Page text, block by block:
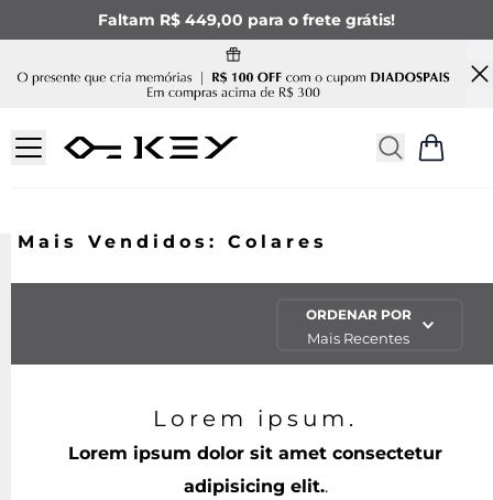
Faltam R$ 449,00 para o frete grátis!
Mais Vendidos: Colares
ORDENAR POR
Mais Recentes
Lorem ipsum.
Lorem ipsum dolor sit amet consectetur
adipisicing elit..